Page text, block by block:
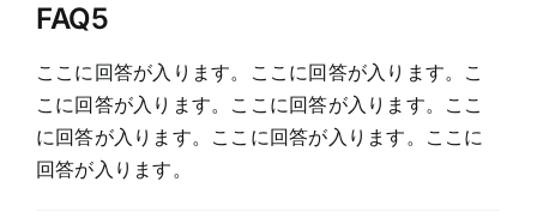
FAQ5
ここに回答が入ります。ここに回答が入ります。こ
こに回答が入ります。ここに回答が入ります。ここ
に回答が入ります。ここに回答が入ります。ここに
回答が入ります。